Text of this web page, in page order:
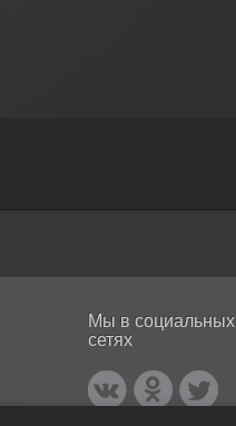
Мы в социальных
сетях